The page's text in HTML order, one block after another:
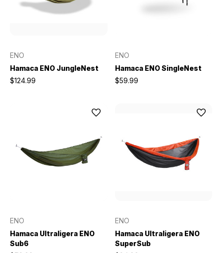
ENO
Hamaca ENO JungleNest
$124.99
ENO
Hamaca ENO SingleNest
$59.99
ENO
Hamaca Ultraligera ENO
Sub6
ENO
Hamaca Ultraligera ENO
SuperSub